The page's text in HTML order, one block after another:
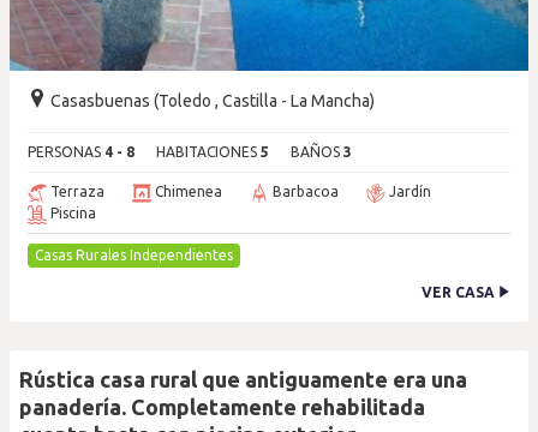
Casasbuenas (Toledo , Castilla - La Mancha)
PERSONAS 4 - 8 HABITACIONES 5 BAÑOS 3
Terraza Chimenea Barbacoa
Jardín
Piscina
Casas Rurales Independientes
VER CASA
Rústica casa rural que antiguamente era una
panadería. Completamente rehabilitada